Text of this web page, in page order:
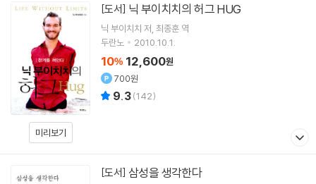
미리보기
[도서] 닉 부이치치의 허그 HUG
닉 부이치치 저 최종훈 역
두란노
2010.10.1.
10% 12,600원
700원
9.3(142)
[도서] 삼성을 생각한다